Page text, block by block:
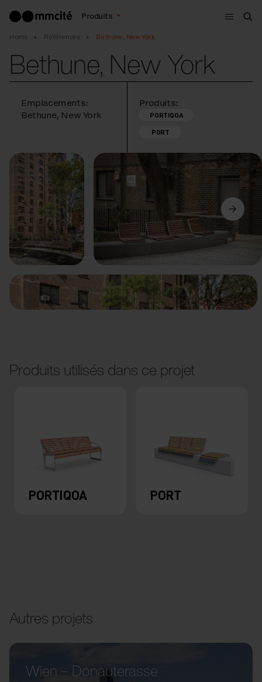
Produits
Menu
Home Références Bethune, New York
Bethune, New York
Emplacements:
Bethune, New York
Produits:
PORTIQOA
PORT
Précédent Suivant
Produits utilisés dans ce projet
PORTIQOA PORT
Autres projets
Wien – Donauterasse